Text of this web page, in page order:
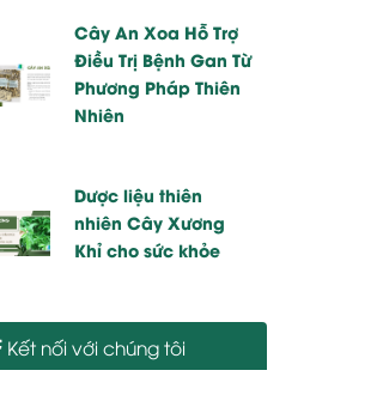
Cây An Xoa Hỗ Trợ
Điều Trị Bệnh Gan Từ
Phương Pháp Thiên
Nhiên
Dược liệu thiên
nhiên Cây Xương
Khỉ cho sức khỏe
Kết nối với chúng tôi